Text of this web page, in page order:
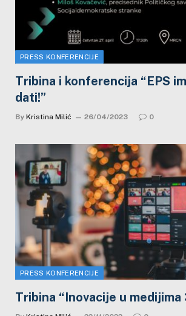
PRESS KONFERENCIJE
Tribina i konferencija “EPS
dati!”
By Kristina Milić 26/04/2023 0
PRESS KONFERENCIJE
Tribina “Inovacije u medijima